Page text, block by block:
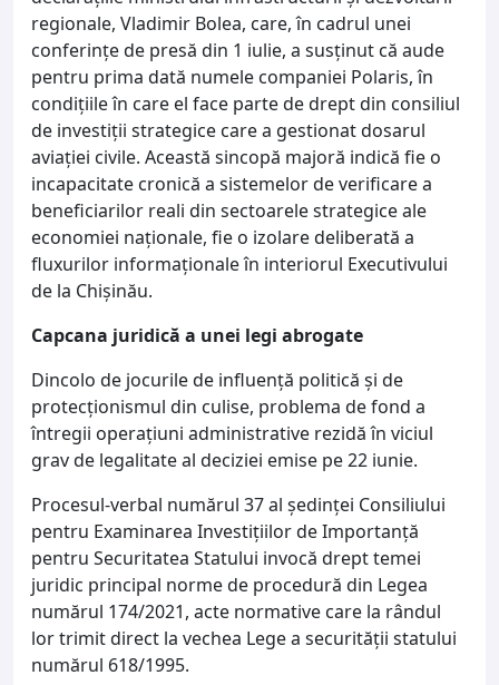
regionale, Vladimir Bolea, care, în cadrul unei
conferințe de presă din 1 iulie, a susținut că aude
pentru prima dată numele companiei Polaris, în
condițiile în care el face parte de drept din consiliul
de investiții strategice care a gestionat dosarul
aviației civile. Această sincopă majoră indică fie o
incapacitate cronică a sistemelor de verificare a
beneficiarilor reali din sectoarele strategice ale
economiei naționale, fie o izolare deliberată a
fluxurilor informaționale în interiorul Executivului
de la Chișinău.
Capcana juridică a unei legi abrogate
Dincolo de jocurile de influență politică și de
protecționismul din culise, problema de fond a
întregii operațiuni administrative rezidă în viciul
grav de legalitate al deciziei emise pe 22 iunie.
Procesul-verbal numărul 37 al ședinței Consiliului
pentru Examinarea Investițiilor de Importanță
pentru Securitatea Statului invocă drept temei
juridic principal norme de procedură din Legea
numărul 174/2021, acte normative care la rândul
lor trimit direct la vechea Lege a securității statului
numărul 618/1995.